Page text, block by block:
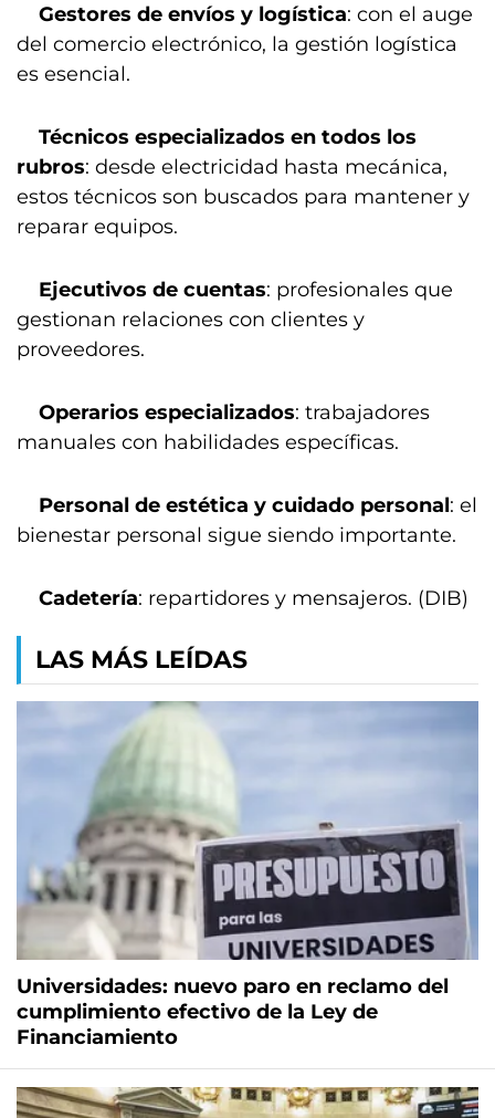
Gestores de envíos y logística: con el auge
del comercio electrónico, la gestión logística
es esencial.
Técnicos especializados en todos los
rubros: desde electricidad hasta mecánica,
estos técnicos son buscados para mantener y
reparar equipos.
Ejecutivos de cuentas: profesionales que
gestionan relaciones con clientes y
proveedores.
Operarios especializados: trabajadores
manuales con habilidades específicas.
Personal de estética y cuidado personal: el
bienestar personal sigue siendo importante.
Cadetería: repartidores y mensajeros. (DIB)
LAS MÁS LEÍDAS
Universidades: nuevo paro en reclamo del
cumplimiento efectivo de la Ley de
Financiamiento